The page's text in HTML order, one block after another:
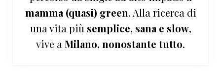
mamma (quasi) green. Alla ricerca di
una vita più semplice, sana e slow,
vive a Milano, nonostante tutto.